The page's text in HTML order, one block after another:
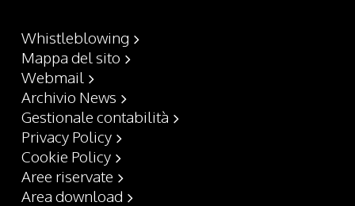
Whistleblowing
Mappa del sito
Webmail
Archivio News
Gestionale contabilità
Privacy Policy
Cookie Policy
Aree riservate
Area download